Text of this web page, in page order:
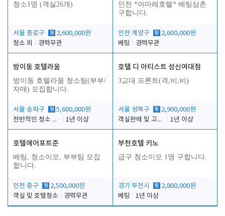
청소1명 (객실26개)
서울 종로구 월 2,600,000원
청소 외
경력무관
인천 *아마레호텔* 베팅삼촌
구합니다.
인천 계양구 월 2,600,000원
베팅
경력무관
방이동 호텔라움
방이동 호텔라움 청소팀(부부/
자매) 모집합니다.
서울 송파구 월 5,600,000원
전반적인 청소 업무(객실청소.객실정리)
1년 이상
호텔 디 아티스트 성신여대점
3교대 프론트(격,비,비)
서울 성북구 월 2,900,000원
객실판매 및 고객응대
1년 이상
호텔에어포트준
베팅, 청소이모, 부부팀 모집
합니다.
인천 중구 월 2,500,000원
객실 및 호텔청소
경력무관
부천호텔 키노
급구 청소이모 1명 구합니다.
경기 부천시 월 2,800,000원
베팅
1년 이상